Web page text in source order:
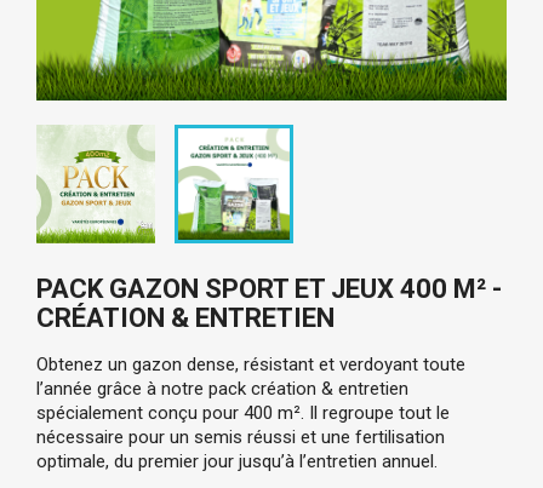
PACK GAZON SPORT ET JEUX 400 M² -
CRÉATION & ENTRETIEN
Obtenez un gazon dense, résistant et verdoyant toute
l’année grâce à notre pack création & entretien
spécialement conçu pour 400 m². Il regroupe tout le
nécessaire pour un semis réussi et une fertilisation
optimale, du premier jour jusqu’à l’entretien annuel.